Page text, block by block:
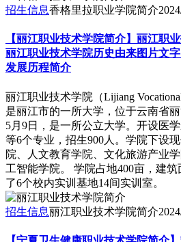
招生信息香格里拉职业学院简介
【丽江职业技术学院简介】丽江职
丽江职业技术学院历史由来图片文
发展历程简介
丽江职业技术学院（Lijiang Vocational
是丽江市的一所大学，位于云南省
5月9日，是一所公立大学。开设医
等6个专业，招生900人。学院下设
院、人文教育学院、文化旅游产业
工智能学院。 学院占地400亩，建
了6个校内实训基地14间实训室。
招生信息丽江职业技术学院简介